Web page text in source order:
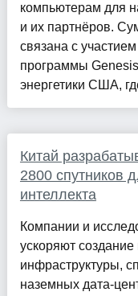
компьютерам для
и их партнёров.
связана с
программы
энергетики США,
Китай
2800 спутников
интеллекта
Компании и
ускоряют
инфраструктуры,
наземных дата-